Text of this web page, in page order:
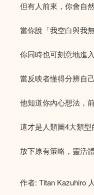
但有人前來，你會自
當你說「我空白與我
你同時也可刻意地進
當反映者懂得分辨自
他知道你內心想法，
這才是人類圖4大類型
放下原有策略，靈活體
作者: Titan Kazuhiro